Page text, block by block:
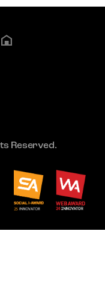
Reserved.